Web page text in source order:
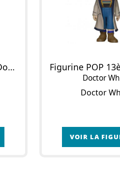
Figurine POP 13ème Docteur
Doctor
Doctor
VOIR LA